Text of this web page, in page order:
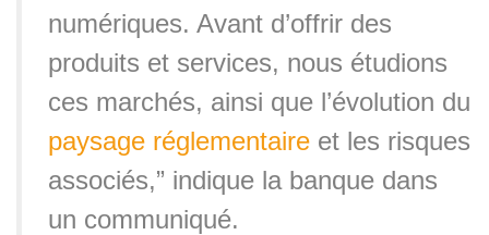
numériques. Avant d’offrir des
produits et services, nous étudions
ces marchés, ainsi que l’évolution du
paysage réglementaire et les risques
associés,” indique la banque dans
un communiqué.